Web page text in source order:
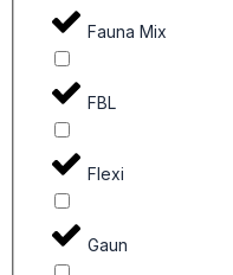
Fauna Mix
FBL
Flexi
Gaun